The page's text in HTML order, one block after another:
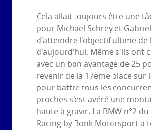
Cela allait toujours être une
pour Michael Schrey et
d'atteindre l'objectif ultime de
d'aujourd'hui. Même s'ils ont
avec un bon avantage de 25
revenir de la 17ème place sur
pour battre tous les
proches s'est avéré une
haute à gravir. La BMW n°2
Racing by Bonk Motorsport a